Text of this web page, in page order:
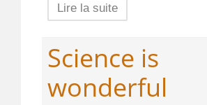
Lire la suite
Science is
wonderful